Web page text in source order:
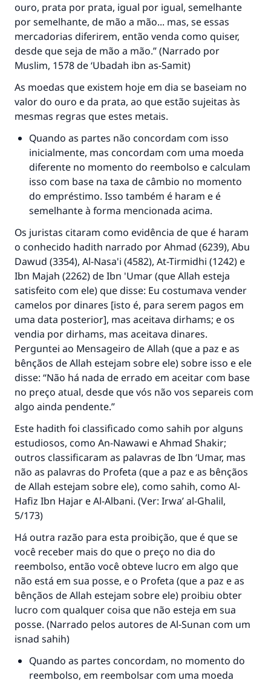
ouro, prata por prata, igual por igual, semelhante
por semelhante, de mão a mão... mas, se essas
mercadorias diferirem, então venda como quiser,
desde que seja de mão a mão.” (Narrado por
Muslim, 1578 de ‘Ubadah ibn as-Samit)
As moedas que existem hoje em dia se baseiam no
valor do ouro e da prata, ao que estão sujeitas às
mesmas regras que estes metais.
Quando as partes não concordam com isso
inicialmente, mas concordam com uma moeda
diferente no momento do reembolso e calculam
isso com base na taxa de câmbio no momento
do empréstimo. Isso também é haram e é
semelhante à forma mencionada acima.
Os juristas citaram como evidência de que é haram
o conhecido hadith narrado por Ahmad (6239), Abu
Dawud (3354), Al-Nasa'i (4582), At-Tirmidhi (1242) e
Ibn Majah (2262) de Ibn 'Umar (que Allah esteja
satisfeito com ele) que disse: Eu costumava vender
camelos por dinares [isto é, para serem pagos em
uma data posterior], mas aceitava dirhams; e os
vendia por dirhams, mas aceitava dinares.
Perguntei ao Mensageiro de Allah (que a paz e as
bênçãos de Allah estejam sobre ele) sobre isso e ele
disse: “Não há nada de errado em aceitar com base
no preço atual, desde que vós não vos separeis com
algo ainda pendente.”
Este hadith foi classificado como sahih por alguns
estudiosos, como An-Nawawi e Ahmad Shakir;
outros classificaram as palavras de Ibn ‘Umar, mas
não as palavras do Profeta (que a paz e as bênçãos
de Allah estejam sobre ele), como sahih, como Al-
Hafiz Ibn Hajar e Al-Albani. (Ver: Irwa’ al-Ghalil,
5/173)
Há outra razão para esta proibição, que é que se
você receber mais do que o preço no dia do
reembolso, então você obteve lucro em algo que
não está em sua posse, e o Profeta (que a paz e as
bênçãos de Allah estejam sobre ele) proibiu obter
lucro com qualquer coisa que não esteja em sua
posse. (Narrado pelos autores deAl-Sunan com um
isnad sahih)
Quando as partes concordam, no momento do
reembolso, em reembolsar com uma moeda